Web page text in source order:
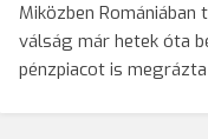
Miközben Romániában
válság már hetek óta
pénzpiacot is